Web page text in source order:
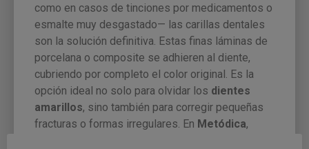
como en casos de tinciones por medicamentos o
esmalte muy desgastado— las carillas dentales
son la solución definitiva. Estas finas láminas de
porcelana o composite se adhieren al diente,
cubriendo por completo el color original. Es la
opción ideal no solo para olvidar los dientes
amarillos, sino también para corregir pequeñas
fracturas o formas irregulares. En Metódica,